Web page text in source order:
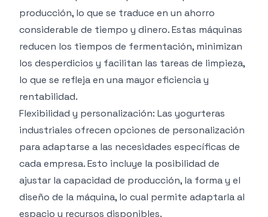
producción, lo que se traduce en un ahorro
considerable de tiempo y dinero. Estas máquinas
reducen los tiempos de fermentación, minimizan
los desperdicios y facilitan las tareas de limpieza,
lo que se refleja en una mayor eficiencia y
rentabilidad.
Flexibilidad y personalización: Las yogurteras
industriales ofrecen opciones de personalización
para adaptarse a las necesidades específicas de
cada empresa. Esto incluye la posibilidad de
ajustar la capacidad de producción, la forma y el
diseño de la máquina, lo cual permite adaptarla al
espacio y recursos disponibles.